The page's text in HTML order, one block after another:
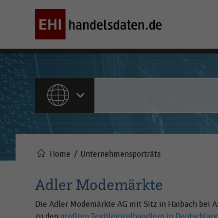
ALLE INHALTE
Pfadnavigation
Home Unternehmensporträts
Adler Modemärkte
Die Adler Modemärkte AG mit Sitz in Haibach bei